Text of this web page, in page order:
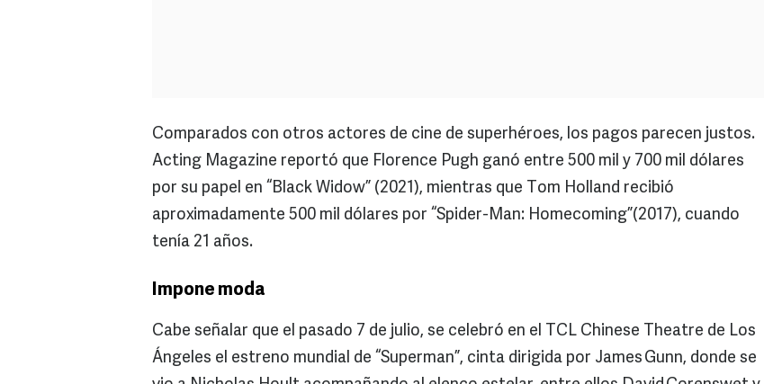
Comparados con otros actores de cine de superhéroes, los pagos parecen justos.
Acting Magazine reportó que Florence Pugh ganó entre 500 mil y 700 mil dólares
por su papel en “Black Widow” (2021), mientras que Tom Holland recibió
aproximadamente 500 mil dólares por “Spider-Man: Homecoming”(2017), cuando
tenía 21 años.
Impone moda
Cabe señalar que el pasado 7 de julio, se celebró en el TCL Chinese Theatre de Los
Ángeles el estreno mundial de “Superman”, cinta dirigida por James Gunn, donde se